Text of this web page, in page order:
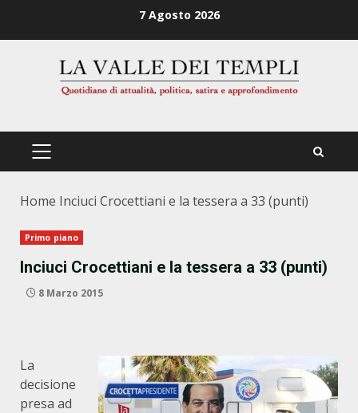
7 Agosto 2026
PRIMÄRES
Home Inciuci Crocettiani e la tessera a 33 (punti)
Primo piano
Inciuci Crocettiani e la tessera a 33 (punti)
8 Marzo 2015
La
decisione
presa ad